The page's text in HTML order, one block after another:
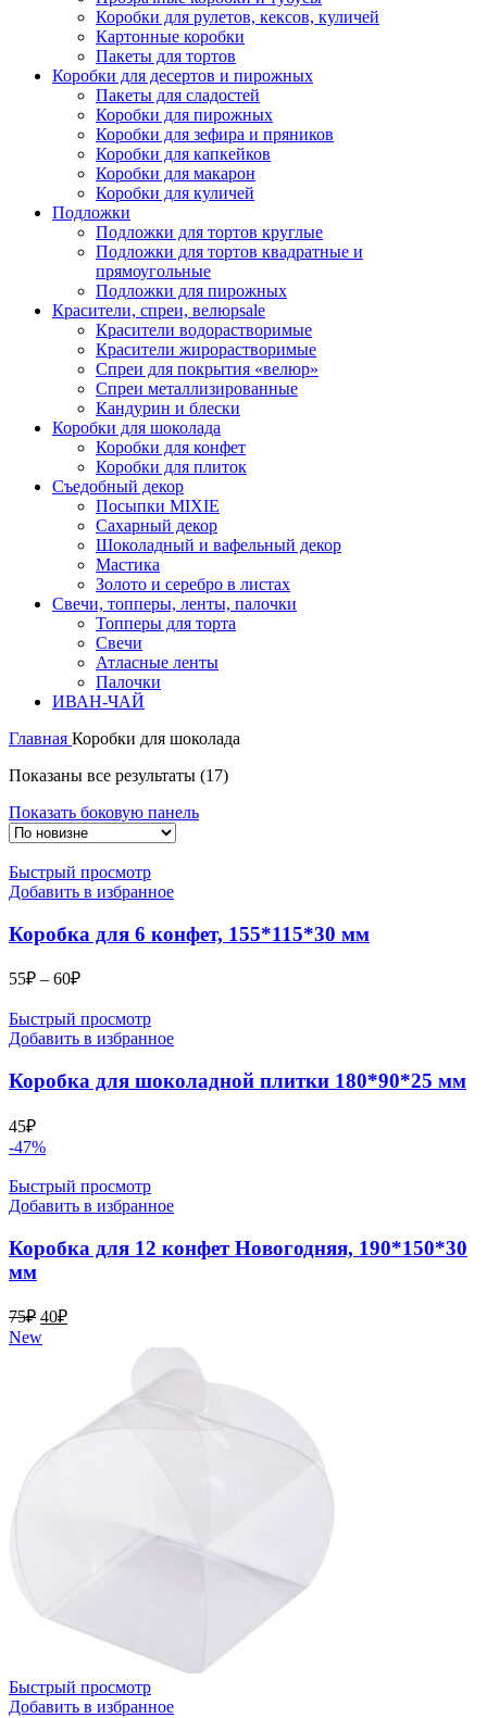
Коробки для рулетов, кексов, куличей
Картонные коробки
Пакеты для тортов
Коробки для десертов и пирожных
Пакеты для сладостей
Коробки для пирожных
Коробки для зефира и пряников
Коробки для капкейков
Коробки для макарон
Коробки для куличей
Подложки
Подложки для тортов круглые
Подложки для тортов квадратные и
прямоугольные
Подложки для пирожных
Красители, спреи, велюрsale
Красители водорастворимые
Красители жирорастворимые
Спреи для покрытия «велюр»
Спреи металлизированные
Кандурин и блески
Коробки для шоколада
Коробки для конфет
Коробки для плиток
Съедобный декор
Посыпки MIXIE
Сахарный декор
Шоколадный и вафельный декор
Мастика
Золото и серебро в листах
Свечи, топперы, ленты, палочки
Топперы для торта
Свечи
Атласные ленты
Палочки
ИВАН-ЧАЙ
Главная Коробки для шоколада
Показаны все результаты (17)Сортировка:
Показать боковую панель
Быстрый просмотр
Добавить в избранное
Коробка для 6 конфет, 155*115*30 мм
55₽ – 60₽Диапазон
55₽
–
Быстрый просмотр
Добавить в избранное
Коробка для шоколадной плитки 180*90*25 мм
45₽
-47%
Быстрый просмотр
Добавить в избранное
Коробка для 12 конфет Новогодняя, 190*150*30
мм
75₽ Первоначальная
цена
составляла
40₽Текущая
New
Быстрый просмотр
Добавить в избранное